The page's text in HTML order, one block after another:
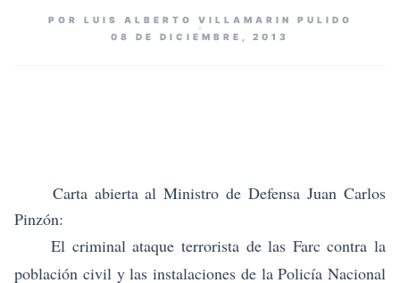
POR LUIS ALBERTO VILLAMARIN PULIDO
08 DE DICIEMBRE, 2013
Carta abierta al Ministro de Defensa Juan Carlos
Pinzón:
El criminal ataque terrorista de las Farc contra la
población civil y las instalaciones de la Policía Nacional